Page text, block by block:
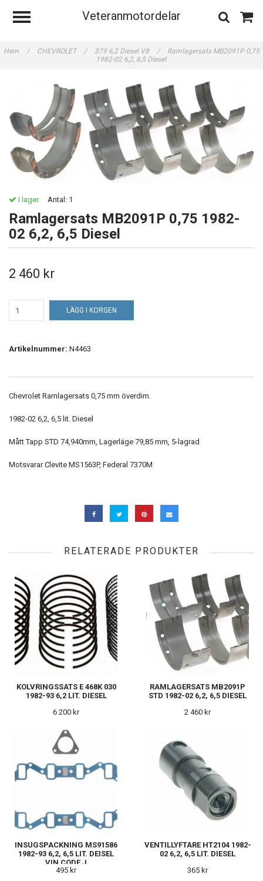
Veteranmotordelar
Hem / CHEVROLET / 379 6,2 Diesel V8 /
Ramlagersats MB2091P 0,75
1982-02 6,2, 6,5 Diesel
I lager. Antal: 1
Ramlagersats MB2091P 0,75 1982-
02 6,2, 6,5 Diesel
2 460 kr
LÄGG I KORGEN
Artikelnummer: N4463
Chevrolet Ramlagersats 0,75 mm överdim.
1982-02 6,2, 6,5 lit. Diesel
Mått Tapp STD 74,940mm, Lagerläge 79,85 mm, 5-lagrad
Motsvarar Clevite MS1563P, Federal 7370M
RELATERADE PRODUKTER
KOLVRINGSSATS E 468K 030
1982-93 6,2 LIT. DIESEL
6 200 kr
RAMLAGERSATS MB2091P
STD 1982-02 6,2, 6,5 DIESEL
2 460 kr
INSUGSPACKNING MS91586
1982-93 6,2, 6,5 LIT. DEISEL
VIN CODE J
495 kr
VENTILLYFTARE HT2104 1982-
02 6,2, 6,5 LIT. DIESEL
365 kr